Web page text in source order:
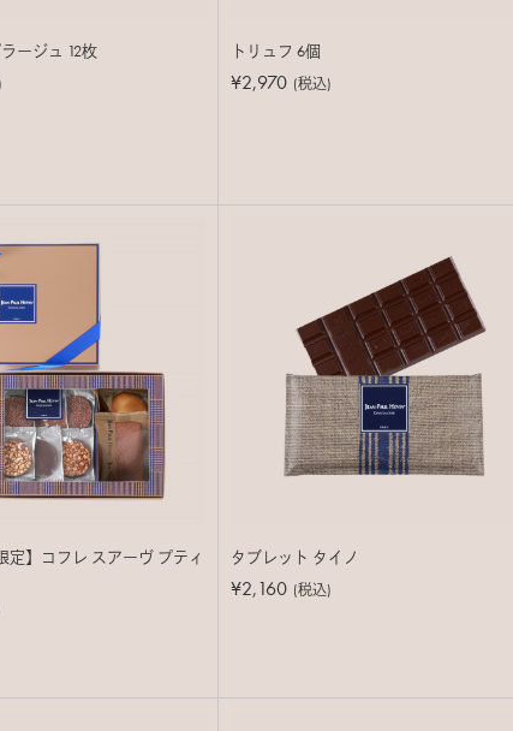
ージュ 12枚 トリュフ 6個
¥2,970 (税込)
定】コフレ スアーヴ プティ
タブレット タイノ
¥2,160 (税込)